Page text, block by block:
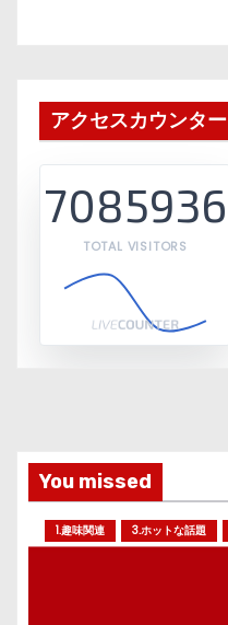
アクセスカウンター
7085936
TOTAL VISITORS
You missed
1.趣味関連 3.ホットな話題